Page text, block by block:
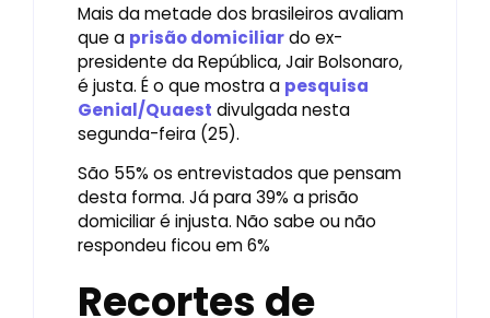
Mais da metade dos brasileiros avaliam
que a prisão domiciliardo ex-
presidente da República, Jair Bolsonaro,
é justa. É o que mostra a pesquisa
Genial/Quaest divulgada nesta
segunda-feira (25).
São 55% os entrevistados que pensam
desta forma. Já para 39% a prisão
domiciliar é injusta. Não sabe ou não
respondeu ficou em 6%
Recortes de